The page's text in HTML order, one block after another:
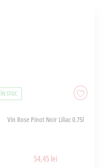
ÎN STOC
Vin Rose Pinot Noir Liliac 0.75l
54,45 lei